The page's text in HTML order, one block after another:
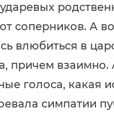
соперников. А
влюбиться в
причем взаимно.
голоса, какая
симпатии